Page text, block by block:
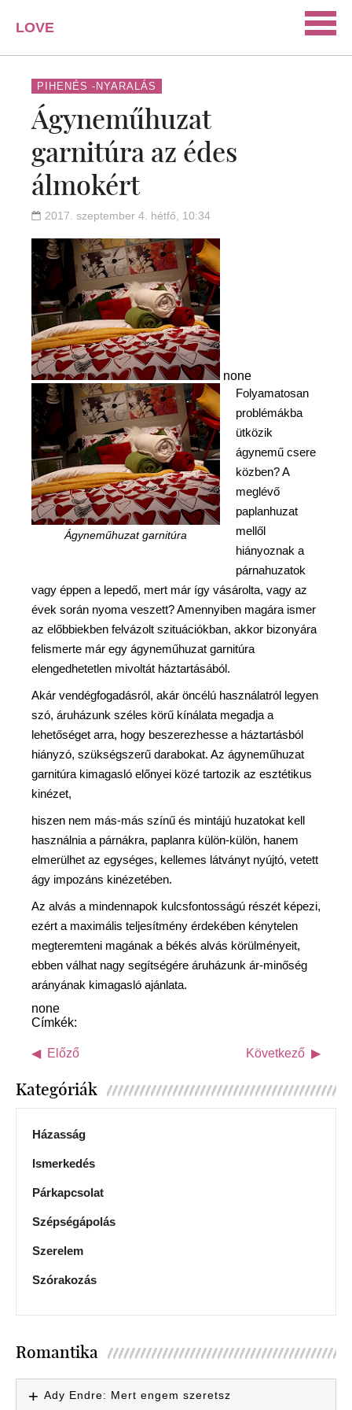
LOVE
PORTAL
SZERELEM
ISMERKEDÉS
PÁRKAPCSOLAT
HÁZASSÁG
PIHENÉS -NYARALÁS
Ágyneműhuzat
garnitúra az édes
álmokért
2017. szeptember 4. hétfő, 10:34
none
Ágyneműhuzat garnitúra
Folyamatosan
problémákba
ütközik
ágynemű csere
közben? A
meglévő
paplanhuzat
mellől
hiányoznak a
párnahuzatok
vagy éppen a lepedő, mert már így vásárolta, vagy az
évek során nyoma veszett? Amennyiben magára ismer
az előbbiekben felvázolt szituációkban, akkor bizonyára
felismerte már egy ágyneműhuzat garnitúra
elengedhetetlen mivoltát háztartásából.
Akár vendégfogadásról, akár öncélú használatról legyen
szó, áruházunk széles körű kínálata megadja a
lehetőséget arra, hogy beszerezhesse a háztartásból
hiányzó, szükségszerű darabokat. Az ágyneműhuzat
garnitúra kimagasló előnyei közé tartozik az esztétikus
kinézet,
hiszen nem más-más színű és mintájú huzatokat kell
használnia a párnákra, paplanra külön-külön, hanem
elmerülhet az egységes, kellemes látványt nyújtó, vetett
ágy impozáns kinézetében.
Az alvás a mindennapok kulcsfontosságú részét képezi,
ezért a maximális teljesítmény érdekében kénytelen
megteremteni magának a békés alvás körülményeit,
ebben válhat nagy segítségére áruházunk ár-minőség
arányának kimagasló ajánlata.
none
Címkék:
Előző Következő
Kategóriák
Házasság
Ismerkedés
Párkapcsolat
Szépségápolás
Szerelem
Szórakozás
Romantika
Ady Endre: Mert engem szeretsz